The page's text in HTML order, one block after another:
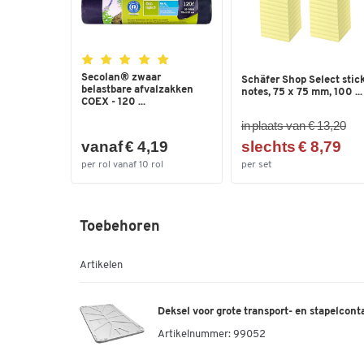
Secolan® zwaar
belastbare afvalzakken
COEX - 120 ...
vanaf € 4,19
per rol vanaf 10 rol
Schäfer Shop Select
notes, 75 x 75 mm, 100 ...
in plaats van € 13,20
slechts € 8,79
per set
Toebehoren
Artikelen
Deksel voor grote transport- en
Artikelnummer: 99052